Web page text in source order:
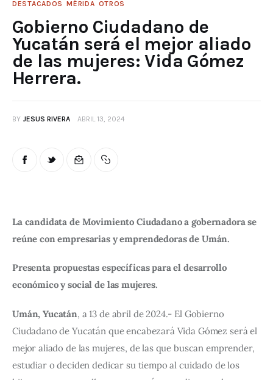
DESTACADOS MÉRIDA OTROS
Gobierno Ciudadano de
Yucatán será el mejor aliado
de las mujeres: Vida Gómez
Herrera.
BY JESUS RIVERA ABRIL 13, 2024
La candidata de Movimiento Ciudadano a gobernadora se
reúne con empresarias y emprendedoras de Umán.
Presenta propuestas específicas para el desarrollo
económico y social de las mujeres.
Umán, Yucatán, a 13 de abril de 2024.- El Gobierno
Ciudadano de Yucatán que encabezará Vida Gómez será el
mejor aliado de las mujeres, de las que buscan emprender,
estudiar o deciden dedicar su tiempo al cuidado de los